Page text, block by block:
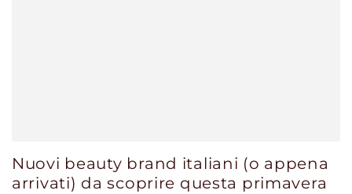
Nuovi beauty brand italiani (o appena
arrivati) da scoprire questa primavera